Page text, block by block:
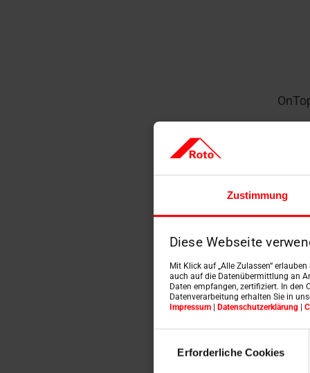
Zustimmung
Diese Webseite
Mit Klick auf „Alle Zulassen“
auch auf die Datenübermittlung an
Daten empfangen, zertifiziert. In den
Datenverarbeitung erhalten Sie in
Impressum| Datenschutzerklärung|
Erforderliche Cookies